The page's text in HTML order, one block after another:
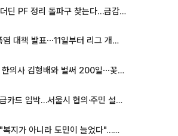
더딘 PF 정리 돌파구 찾는다…금감원, 1년 반 만에 매각설명회 재개
KBO, 폭염 대책 발표⋯11일부터 리그 개시ㆍ경기 오후 7시 시작
아옳이, 한의사 김형배와 벌써 200일⋯꽃다발 들고 "프러포즈 아냐"
정부 공급카드 임박…서울시 협의·주민 설득이 성패 가른다 [부동산 해법 전쟁]
추미애 "복지가 아니라 도민이 늘었다"…재정난 책임론 정면돌파